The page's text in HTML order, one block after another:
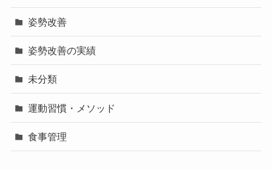
姿勢改善
姿勢改善の実績
未分類
運動習慣・メソッド
食事管理